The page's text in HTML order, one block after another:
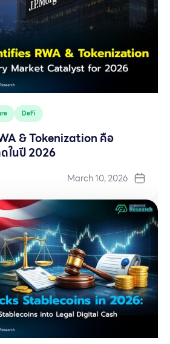
DeFi
& Tokenization คือ
ในปี 2026
March 10, 2026